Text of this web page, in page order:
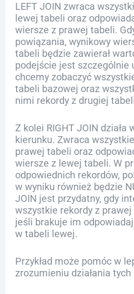
LEFT JOIN zwraca
lewej tabeli oraz
wiersze z prawej tabeli.
powiązania, wynikowy
tabeli będzie zawierał
podejście jest szczególnie
chcemy zobaczyć
tabeli bazowej oraz
nimi rekordy z drugiej
Z kolei RIGHT JOIN działa
kierunku. Zwraca
prawej tabeli oraz
wiersze z lewej tabeli. W
odpowiednich rekordów,
w wyniku również będzie
JOIN jest przydatny, gdy
wszystkie rekordy z
jeśli brakuje im
w tabeli lewej.
Przykład może pomóc w
zrozumieniu działania